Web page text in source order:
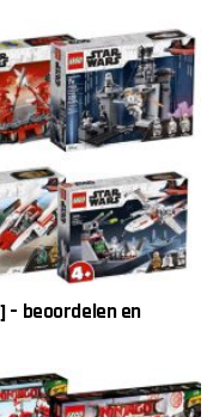
– beoordelen en